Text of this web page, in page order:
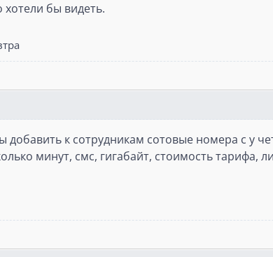
хотели бы видеть.
добавить к сотрудникам сотовые номера с у
минут, смс, гигабайт, стоимость тарифа,